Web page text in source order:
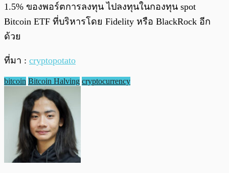
1.5% ของพอร์ตการลงทุน ไปลงทุนในกองทุน spot
Bitcoin ETF ที่บริหารโดย Fidelity หรือ BlackRock อีก
ด้วย
ที่มา : cryptopotato
bitcoin Bitcoin Halving cryptocurrency